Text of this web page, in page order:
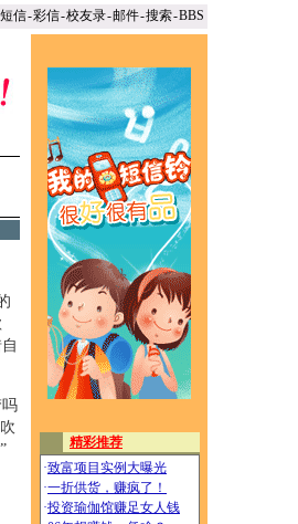
短信-彩信-校友录-邮件-搜索-BBS